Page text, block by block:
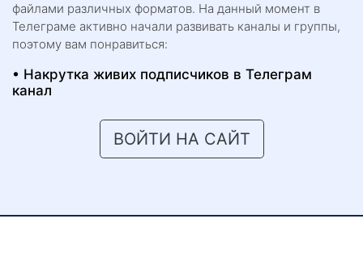
файлами различных форматов. На данный момент в
Телеграме активно начали развивать каналы и группы,
поэтому вам понравиться:
Накрутка живих подписчиков в Телеграм
канал
ВОЙТИ НА САЙТ